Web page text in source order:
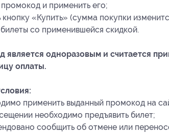
и применить его;
«Купить» (сумма покупки
со применившейся скидкой.
является одноразовым и считается
оплаты.
применить выданный промокод на
необходимо предъявить билет;
сообщить об отмене или